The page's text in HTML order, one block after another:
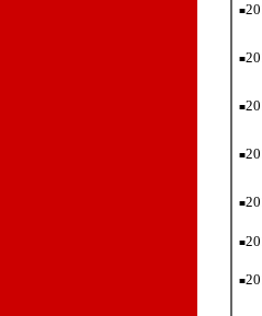
■
■
■
■
■
■
■